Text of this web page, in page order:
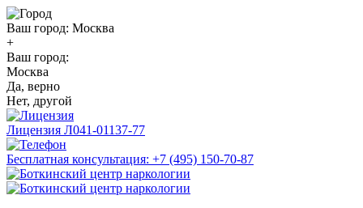
Ваш город: Москва
+
Ваш город:
Москва
Да, верно
Нет, другой
Лицензия Л041-01137-77
Бесплатная консультация: +7 (495) 150-70-87